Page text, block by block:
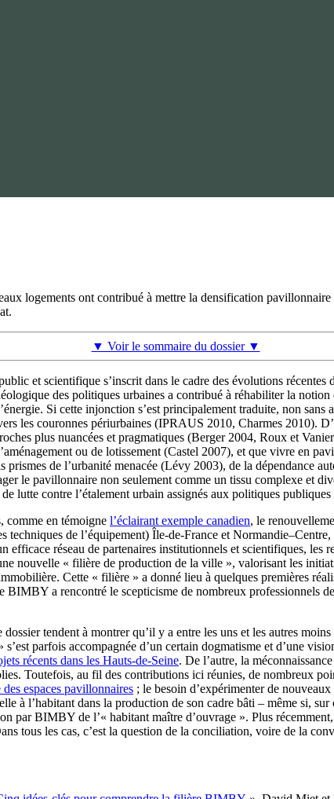
logements ont contribué à mettre la densification
▼ Voir le sommaire du dossier ▼
et scientifique s’inscrit dans le cadre des évolutions
des politiques urbaines a contribué à réhabiliter la notion
Si cette injonction s’est principalement traduite, non
les couronnes périurbaines (IPRAUS 2010, Charmes 2010).
plus nuancées et pragmatiques (Berger 2004, Roux et
ou de lotissement (Castel 2007), et que vivre en
prismes de l’urbanité menacée (Lévy 2003), de la dépendance
le pavillonnaire non seulement comme un tissu complexe et
lutte contre l’étalement urbain assignés aux politiques
comme en témoigne l’éclairant exemple canadien, le
techniques de l’équipement) Île‑de‑France et
efficace réseau de partenaires institutionnels et scientifiques, les
nouvelle « filière de production de la ville », valorisant les
Cette « filière » a donné lieu à quelques premières
BIMBY a rencontré le scepticisme de nombreux professionnels
tendent à montrer qu’il y a entre les uns et les autres
parfois accompagnée d’un certain dogmatisme et d’une
récents dans les Hauts‑de‑Seine. De l’autre, la
Toutefois, au fil des contributions ici réunies, de nombreux
espaces pavillonnaires ; le besoin d’expérimenter de
à l’habitant dans la production de son cadre bâti – même si,
par BIMBY de l’« habitant maître d’ouvrage ». Plus
tous les cas, c’est la question de la conciliation, voire de la